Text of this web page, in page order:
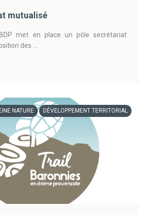
mutualisé
met en place un pôle secrétariat
des ...
NATURE DÉVELOPPEMENT TERRITORIAL